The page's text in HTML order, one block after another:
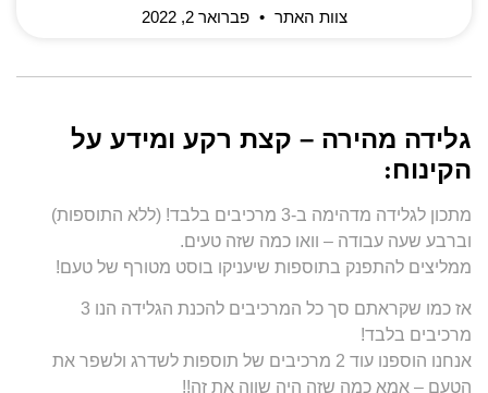
צוות האתר פברואר 2, 2022
גלידה מהירה – קצת רקע ומידע על
הקינוח:
מתכון לגלידה מדהימה ב-3 מרכיבים בלבד! (ללא התוספות)
וברבע שעה עבודה – וואו כמה שזה טעים.
ממליצים להתפנק בתוספות שיעניקו בוסט מטורף של טעם!
אז כמו שקראתם סך כל המרכיבים להכנת הגלידה הנו 3
מרכיבים בלבד!
אנחנו הוספנו עוד 2 מרכיבים של תוספות לשדרג ולשפר את
הטעם – אמא כמה שזה היה שווה את זה!!